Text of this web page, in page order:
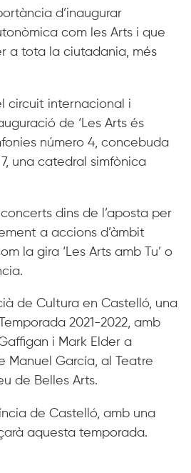
d’inaugurar
com les Arts i que
a tota la ciutadania, més
circuit internacional i
de ‘Les Arts és
número 4, concebuda
una catedral simfònica
dins de l’aposta per
a accions d’àmbit
la gira ‘Les Arts amb Tu’ o
de Cultura en Castelló, una
2021-2022, amb
i Mark Elder a
Manuel García, al Teatre
de Belles Arts.
de Castelló, amb una
aquesta temporada.